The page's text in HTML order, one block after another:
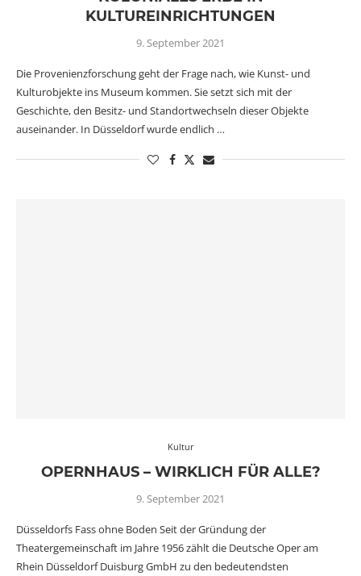
KULTUREINRICHTUNGEN
9. September 2021
Die Provenienzforschung geht der Frage nach, wie Kunst- und
Kulturobjekte ins Museum kommen. Sie setzt sich mit der
Geschichte, den Besitz- und Standortwechseln dieser Objekte
auseinander. In Düsseldorf wurde endlich …
Kultur
OPERNHAUS – WIRKLICH FÜR ALLE?
9. September 2021
Düsseldorfs Fass ohne Boden Seit der Gründung der
Theatergemeinschaft im Jahre 1956 zählt die Deutsche Oper am
Rhein Düsseldorf Duisburg GmbH zu den bedeutendsten